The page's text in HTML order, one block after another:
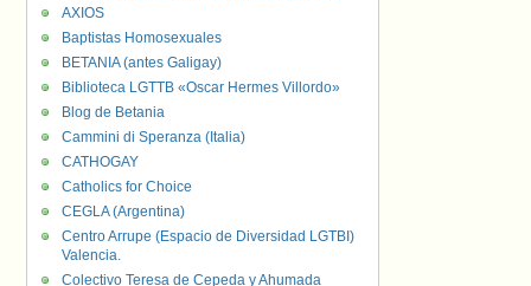
AXIOS
Baptistas Homosexuales
BETANIA (antes Galigay)
Biblioteca LGTTB «Oscar Hermes Villordo»
Blog de Betania
Cammini di Speranza (Italia)
CATHOGAY
Catholics for Choice
CEGLA (Argentina)
Centro Arrupe (Espacio de Diversidad LGTBI)
Valencia.
Colectivo Teresa de Cepeda y Ahumada